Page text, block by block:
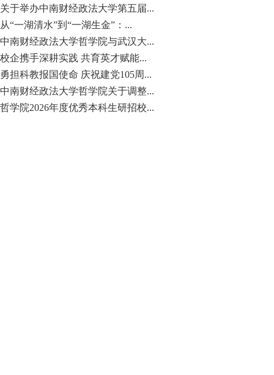
关于举办中南财经政法大学第五届...
从“一湖清水”到“一湖生金”：...
中南财经政法大学哲学院与武汉大...
校企携手深耕实践 共育英才赋能...
勇担科教报国使命 庆祝建党105周...
中南财经政法大学哲学院关于调整...
哲学院2026年度优秀本科生研招校...